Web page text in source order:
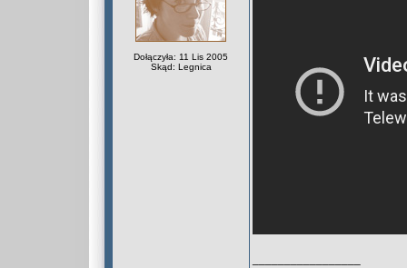
Dołączyła: 11 Lis 2005
Skąd: Legnica